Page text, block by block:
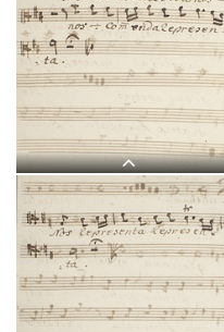
L 5, G.J. Werner, Sub tuum
praesidium, Soprano-2.jpg